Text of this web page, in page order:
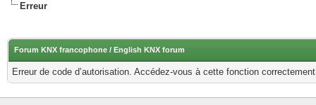
Erreur
Forum KNX francophone / English KNX forum
Erreur de code d’autorisation. Accédez-vous à cette fonction